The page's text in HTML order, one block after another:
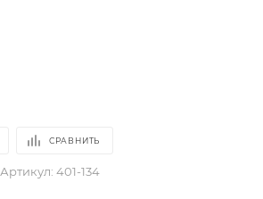
СРАВНИТЬ
Артикул: 401-134